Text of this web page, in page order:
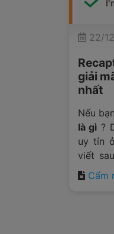
22/
giải
nhất
Nếu
là gì ?
uy tín
viết
câu trả
Cẩm